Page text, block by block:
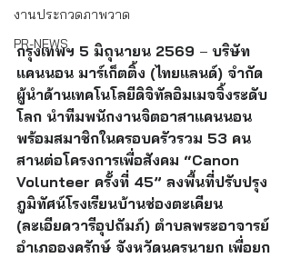
งานประกวดภาพวาด
PR-NEWS
กรุงเทพฯ 5 มิถุนายน 2569 – บริษัท
แคนนอน มาร์เก็ตติ้ง (ไทยแลนด์) จำกัด
ผู้นำด้านเทคโนโลยีดิจิทัลอิมเมจจิ้งระดับ
โลก นำทีมพนักงานจิตอาสาแคนนอน
พร้อมสมาชิกในครอบครัวรวม 53 คน
สานต่อโครงการเพื่อสังคม “Canon
Volunteer ครั้งที่ 45” ลงพื้นที่ปรับปรุง
ภูมิทัศน์โรงเรียนบ้านช่องตะเคียน
(ละเอียดวารีอุปถัมภ์) ตำบลพระอาจารย์
อำเภอองครักษ์ จังหวัดนครนายก เพื่อยก